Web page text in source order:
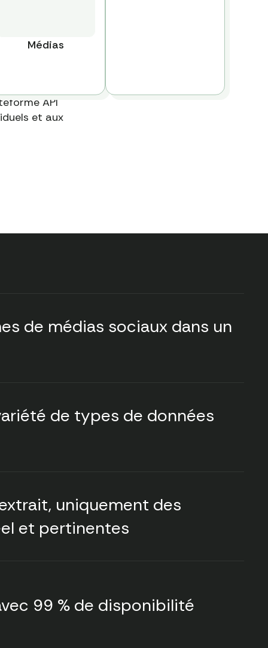
Médias
équipe
API
et aux
de médias sociaux dans un
de types de données
uniquement des
et pertinentes
99 % de disponibilité